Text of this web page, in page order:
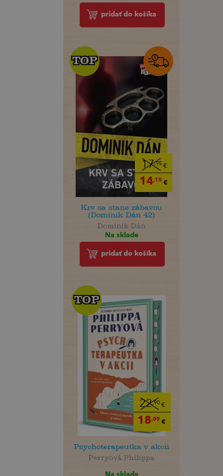
pridať do košíka
17,95€
14,18€
TOP
TOP
Krv sa stane zábavou
(Dominik Dán 42)
Dominik Dán
Na sklade
pridať do košíka
22,90 €
18,09 €
TOP
TOP
Psychoterapeutka v akcii
Perryová Philippa
Na sklade